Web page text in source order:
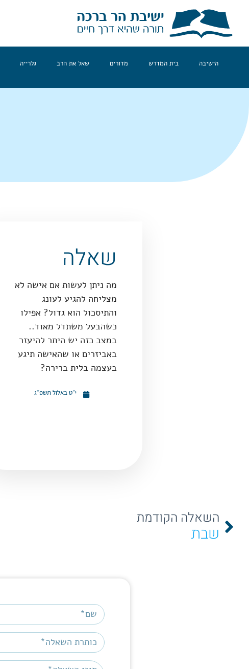
הישיבה בית המדרש מדורים שאל את הרב גלרייה
שאלה
מה ניתן לעשות אם אישה לא
מצליחה להגיע לעונג
והתיסכול הוא גדול? אפילו
כשהבעל משתדל מאוד..
במצב כזה יש היתר להיעזר
באביזרים או שהאישה תיגע
בעצמה בלית ברירה?
י״ט באלול תשפ״ג
השאלה הקודמת
שבת